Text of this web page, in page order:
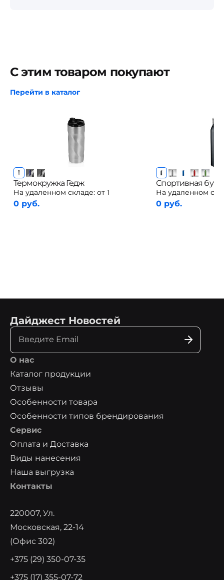
С этим товаром покупают
Перейти в каталог
Термокружка Гедж
На удаленном складе: от 1
0 руб.
Спортивная
На удаленном
0 руб.
Дайджест Новостей
О нас
Каталог продукции
Отзывы
Особенности товара
Особенности типов брендирования
Сервис
Оплата и Доставка
Виды нанесения
Наша выгрузка
Контакты
220007, Ул.
Московская, 22-14
(офис 302)
+375 (29) 350-07-35
+375 (17) 355-07-72